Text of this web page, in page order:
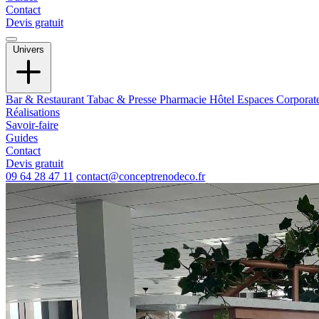
Contact
Devis gratuit
Univers
Bar & Restaurant Tabac & Presse Pharmacie Hôtel Espaces
Réalisations
Savoir-faire
Guides
Contact
Devis gratuit
09 64 28 47 11 contact@conceptrenodeco.fr